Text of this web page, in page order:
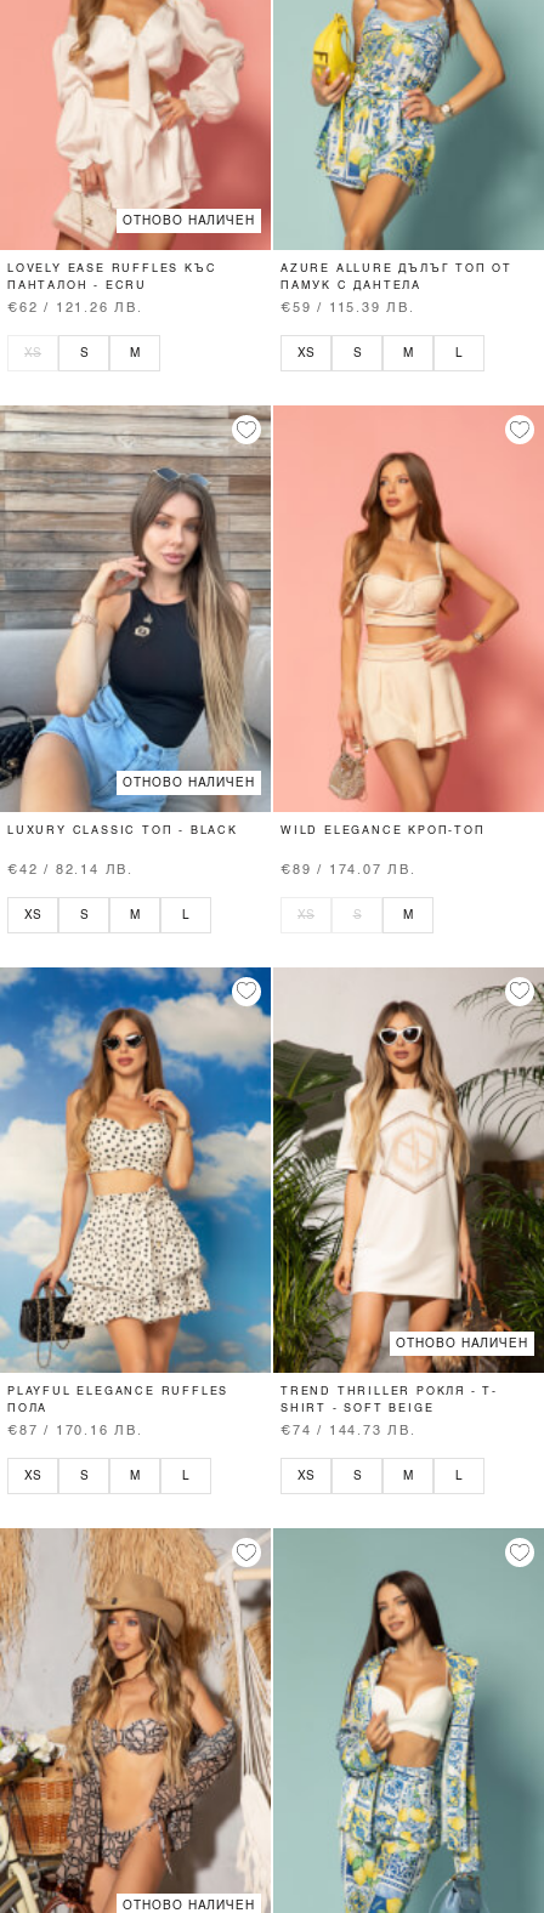
ОТНОВО НАЛИЧЕН
LOVELY EASE RUFFLES КЪС
ПАНТАЛОН - ECRU
€62 / 121.26 ЛВ.
XS S M
AZURE ALLURE ДЪЛЪГ ТОП ОТ
ПАМУК С ДАНТЕЛА
€59 / 115.39 ЛВ.
XS S M L
ОТНОВО НАЛИЧЕН
LUXURY CLASSIC ТОП - BLACK
€42 / 82.14 ЛВ.
XS S M
WILD ELEGANCE КРОП-ТОП
€89 / 174.07 ЛВ.
XS S M
PLAYFUL ELEGANCE RUFFLES
ПОЛА
€87 / 170.16 ЛВ.
XS S M L
ОТНОВО НАЛИЧЕН
TREND THRILLER РОКЛЯ - T-
SHIRT - SOFT BEIGE
€74 / 144.73 ЛВ.
XS S M L
ОТНОВО НАЛИЧЕН